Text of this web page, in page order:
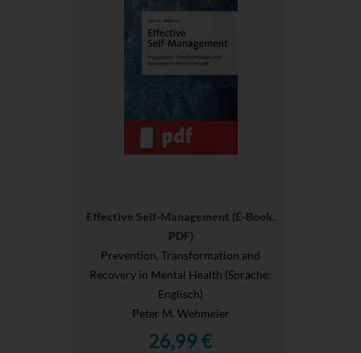
Effective Self-Management (E-Book,
PDF)
Prevention, Transformation and
Recovery in Mental Health (Sprache:
Englisch)
Peter M. Wehmeier
26,99 €